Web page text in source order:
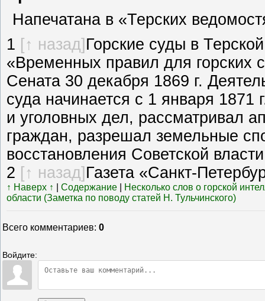
Напечатана в «Терских
1 [↑ назад] Горские суды в
«Временных правил для горских
Сената 30 декабря 1869 г.
суда начинается с 1 января
и уголовных дел, рассматривал
граждан, разрешал земельные
восстановления Советской
2 [↑ назад] Газета «Санкт-
↑ Наверх ↑ Содержание
Несколько слов о горской
области (Заметка по поводу статей Н. Тульчинского)
Всего комментариев: 0
Войдите: